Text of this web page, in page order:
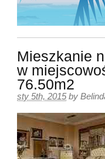
Mieszkanie
w
76.50m2
sty 5th, 2015 by